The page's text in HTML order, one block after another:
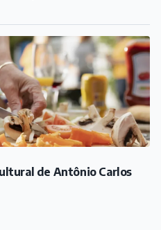
de Antônio Carlos